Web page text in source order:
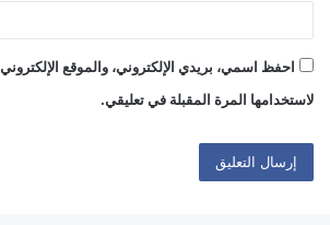
احفظ اسمي، بريدي الإلكتروني، والموقع
لاستخدامها المرة المقبلة في تعليقي.